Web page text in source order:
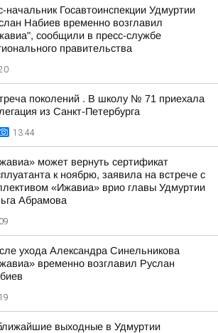
начальник Госавтоинспекции Удмуртии
Набиев временно возглавил
сообщили в пресс-службе
правительства
поколений . В школу № 71 приехала
из Санкт-Петербурга
13:44
может вернуть сертификат
к ноябрю, заявила на встрече с
«Ижавиа» врио главы Удмуртии
Абрамова
ухода Александра Синельникова
временно возглавил Руслан
выходные в Удмуртии